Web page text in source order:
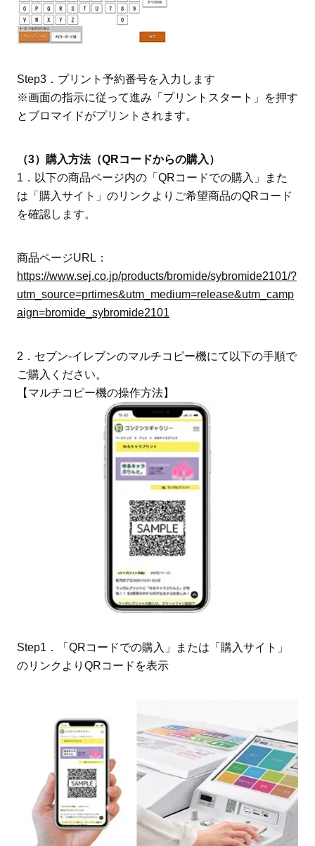
Step3．プリント予約番号を入力します
※画面の指示に従って進み「プリントスタート」を押す
とブロマイドがプリントされます。
（3）購入方法（QRコードからの購入）
1．以下の商品ページ内の「QRコードでの購入」また
は「購入サイト」のリンクよりご希望商品のQRコード
を確認します。
商品ページURL：
https://www.sej.co.jp/products/bromide/sybromide2101/?
utm_source=prtimes&utm_medium=release&utm_camp
aign=bromide_sybromide2101
2．セブン‐イレブンのマルチコピー機にて以下の手順で
ご購入ください。
【マルチコピー機の操作方法】
Step1．「QRコードでの購入」または「購入サイト」
のリンクよりQRコードを表示